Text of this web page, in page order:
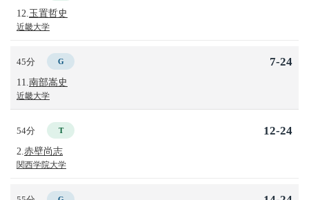
12. 玉置哲史
近畿大学
45分 G
11. 南部嵩史
近畿大学
7-24
54分 T
2. 赤壁尚志
関西学院大学
12-24